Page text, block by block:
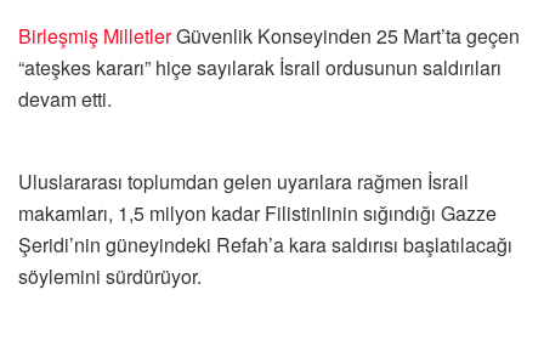
Birleşmiş MilletlerGüvenlik Konseyinden 25 Mart’ta geçen
“ateşkes kararı” hiçe sayılarak İsrail ordusunun saldırıları
devam etti.
Uluslararası toplumdan gelen uyarılara rağmen İsrail
makamları, 1,5 milyon kadar Filistinlinin sığındığı Gazze
Şeridi’nin güneyindeki Refah’a kara saldırısı başlatılacağı
söylemini sürdürüyor.